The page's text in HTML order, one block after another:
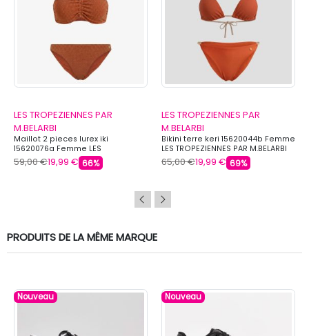
LES TROPEZIENNES PAR
M.BELARBI
Maillot 2 pieces lurex iki
15620076a Femme LES
TROPEZIENNES PAR M.BELARBI
59,00 €19,99 € 66%
LES TROPEZIENNES PAR
M.BELARBI
Bikini terre keri 15620044b Femme
LES TROPEZIENNES PAR M.BELARBI
65,00 €19,99 € 69%
PRODUITS DE LA MÊME MARQUE
Nouveau Nouveau